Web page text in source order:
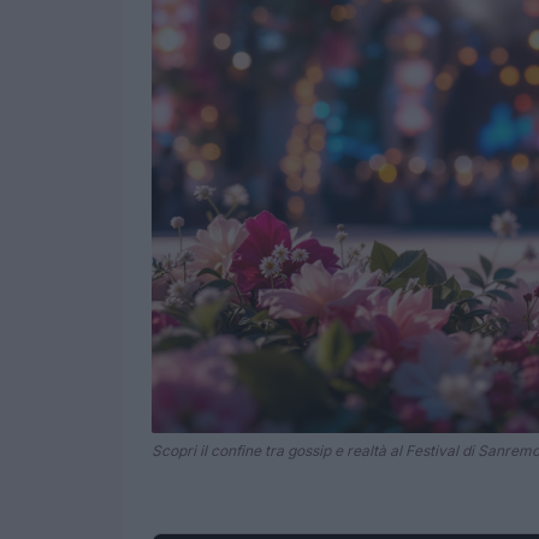
Scopri il confine tra gossip e realtà al Festival di